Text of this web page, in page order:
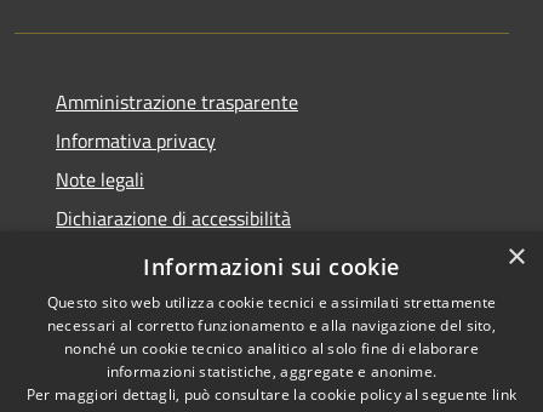
Amministrazione trasparente
Informativa privacy
Note legali
Dichiarazione di accessibilità
Link app municipium
Copyright © 2026 • Comune di
×
Informazioni sui cookie
Questo sito web utilizza cookie tecnici e assimilati strettamente
necessari al corretto funzionamento e alla navigazione del sito,
nonché un cookie tecnico analitico al solo fine di elaborare
informazioni statistiche, aggregate e anonime.
Per maggiori dettagli, può consultare la cookie policy al seguente link